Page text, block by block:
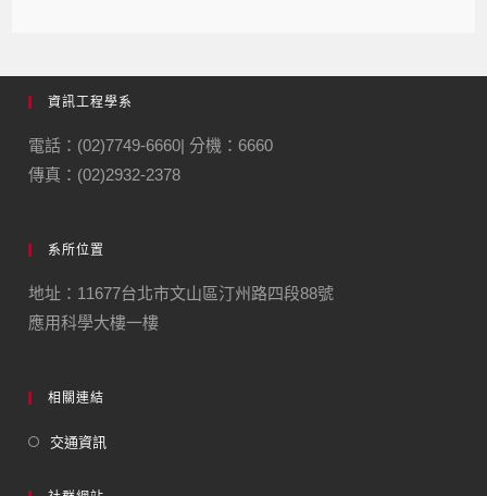
資訊工程學系
電話：(02)7749-6660| 分機：6660
傳真：(02)2932-2378
系所位置
地址：11677台北市文山區汀州路四段88號
應用科學大樓一樓
相關連結
交通資訊